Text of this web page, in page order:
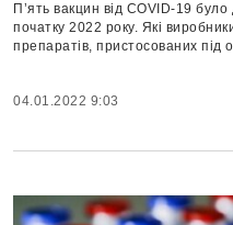
П’ять вакцин від COVID-19
початку 2022 року. Які
препаратів, пристосованих під
04.01.2022 9:03